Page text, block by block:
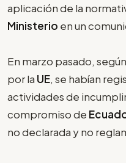
aplicación de la
Ministerio en un
En marzo pasado,
por la UE, se habían
actividades de
compromiso de
no declarada y no